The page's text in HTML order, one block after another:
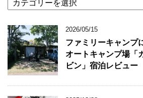
テ
リ
ー
2026/05/15
ファミリーキャンプ
オートキャンプ場「
ビン」宿泊レビュー